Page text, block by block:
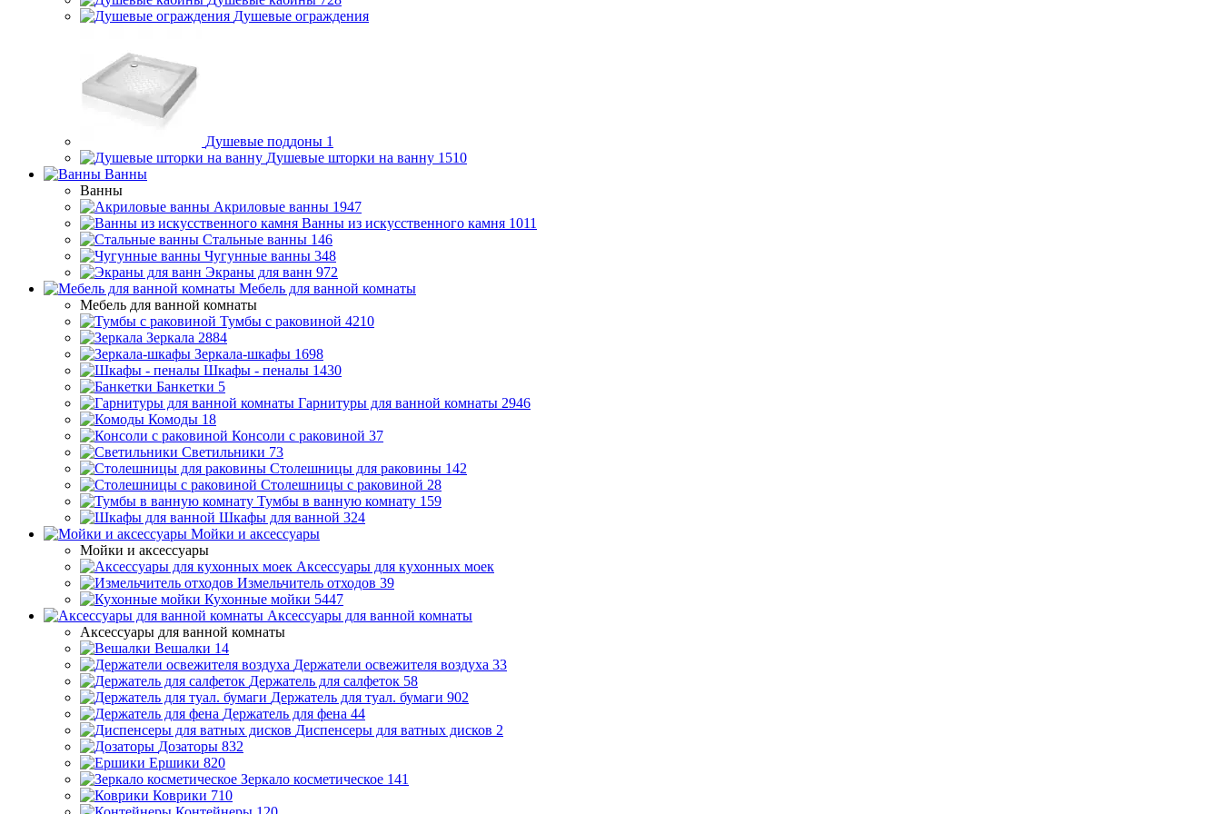
Душевые ограждения
Душевые поддоны 1
Душевые шторки на ванну 1510
Ванны
Ванны
Акриловые ванны 1947
Ванны из искусственного камня 1011
Стальные ванны 146
Чугунные ванны 348
Экраны для ванн 972
Мебель для ванной комнаты
Мебель для ванной комнаты
Тумбы с раковиной 4210
Зеркала 2884
Зеркала-шкафы 1698
Шкафы - пеналы 1430
Банкетки 5
Гарнитуры для ванной комнаты 2946
Комоды 18
Консоли с раковиной 37
Светильники 73
Столешницы для раковины 142
Столешницы с раковиной 28
Тумбы в ванную комнату 159
Шкафы для ванной 324
Мойки и аксессуары
Мойки и аксессуары
Аксессуары для кухонных моек
Измельчитель отходов 39
Кухонные мойки 5447
Аксессуары для ванной комнаты
Аксессуары для ванной комнаты
Вешалки 14
Держатели освежителя воздуха 33
Держатель для салфеток 58
Держатель для туал. бумаги 902
Держатель для фена 44
Диспенсеры для ватных дисков 2
Дозаторы 832
Ершики 820
Зеркало косметическое 141
Коврики 710